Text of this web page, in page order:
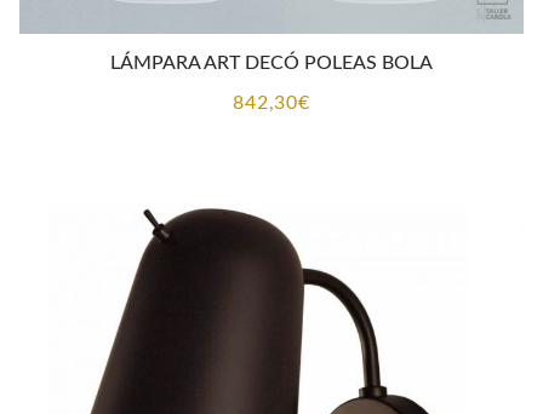
LÁMPARA ART DECÓ POLEAS BOLA
842,30€